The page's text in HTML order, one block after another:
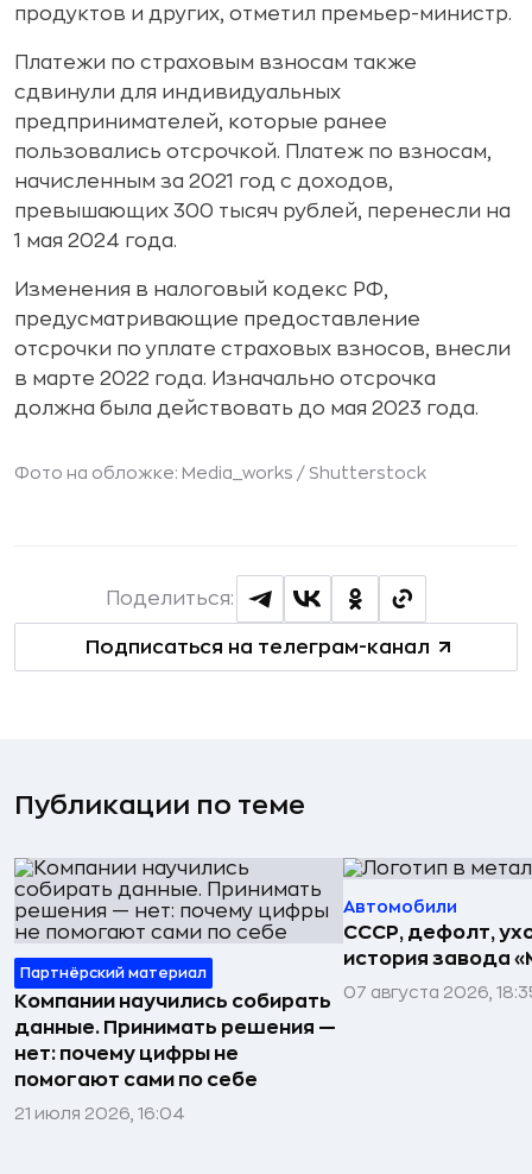
продуктов и других, отметил премьер-министр.
Платежи по страховым взносам также
сдвинули для индивидуальных
предпринимателей, которые ранее
пользовались отсрочкой. Платеж по взносам,
начисленным за 2021 год с доходов,
превышающих 300 тысяч рублей, перенесли на
1 мая 2024 года.
Изменения в налоговый кодекс РФ,
предусматривающие предоставление
отсрочки по уплате страховых взносов, внесли
в марте 2022 года. Изначально отсрочка
должна была действовать до мая 2023 года.
Фото на обложке: Media_works / Shutterstock
Подписаться на телеграм-канал
Поделиться:
Публикации по теме
Партнёрский материал
Компании научились собирать
данные. Принимать решения —
нет: почему цифры не
помогают сами по себе
21 июля 2026, 16:04
Автомобили
СССР, дефолт,
история завода
07 августа 2026,